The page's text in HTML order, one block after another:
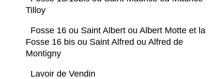
Tilloy
Fosse 16 ou Saint Albert ou Albert Motte et la
Fosse 16 bis ou Saint Alfred ou Alfred de
Montigny
Lavoir de Vendin